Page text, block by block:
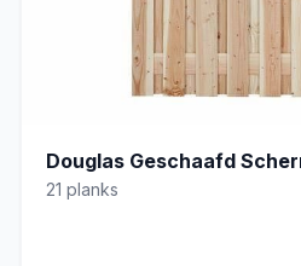
Douglas Geschaafd
21 planks